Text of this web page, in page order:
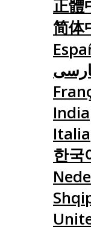
正體
简体
India
Italia
한국